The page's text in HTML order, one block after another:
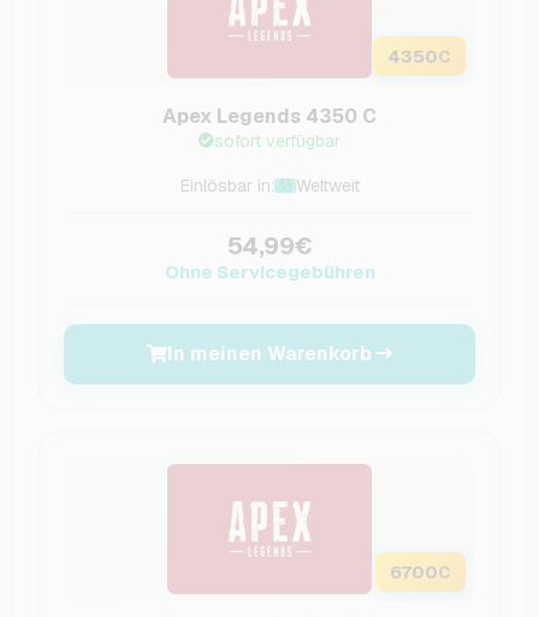
4350C
Apex Legends 4350 C
sofort verfügbar
Einlösbar in: Weltweit
54,99€
Ohne Servicegebühren
In meinen Warenkorb
6700C